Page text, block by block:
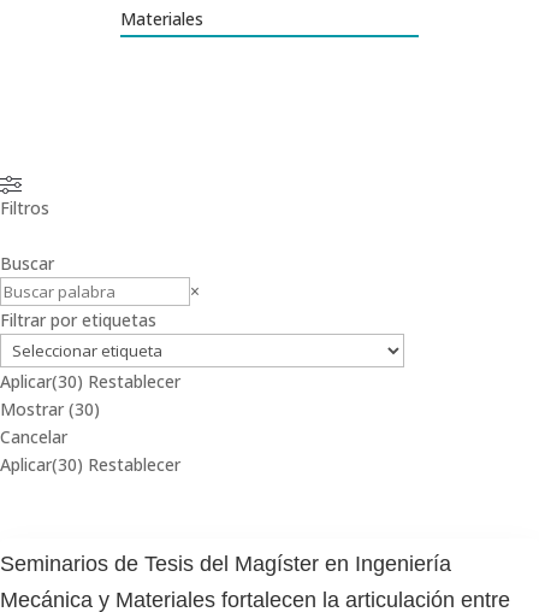
Materiales
Filtros
Buscar
Buscar
×
Filtrar por etiquetas
Aplicar(30) Restablecer
Mostrar (30)
Cancelar
Aplicar(30) Restablecer
Seminarios de Tesis del Magíster en Ingeniería
Mecánica y Materiales fortalecen la articulación entre